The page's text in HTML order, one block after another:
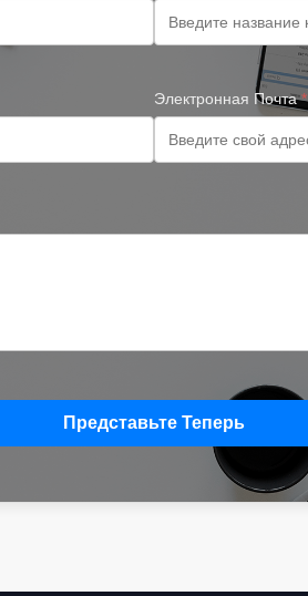
Электронная Почта*
Представьте Теперь